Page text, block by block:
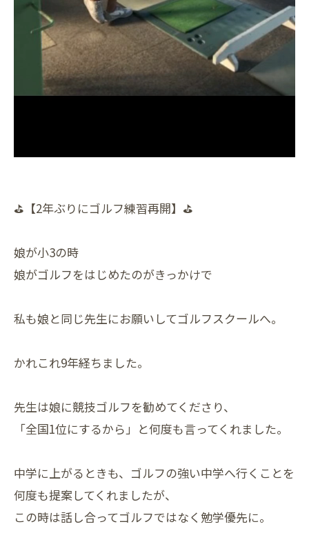
⛳【2年ぶりにゴルフ練習再開】⛳
娘が小3の時
娘がゴルフをはじめたのがきっかけで
私も娘と同じ先生にお願いしてゴルフスクールへ。
かれこれ9年経ちました。
先生は娘に競技ゴルフを勧めてくださり、
「全国1位にするから」と何度も言ってくれました。
中学に上がるときも、ゴルフの強い中学へ行くことを
何度も提案してくれましたが、
この時は話し合ってゴルフではなく勉学優先に。